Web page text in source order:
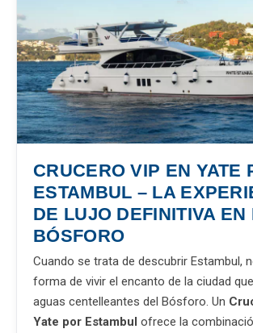
CRUCERO VIP EN YATE
ESTAMBUL – LA
DE LUJO DEFINITIVA EN
BÓSFORO
Cuando se trata de descubrir Estambul,
forma de vivir el encanto de la ciudad
aguas centelleantes del Bósforo. Un
Yate por Estambul ofrece la